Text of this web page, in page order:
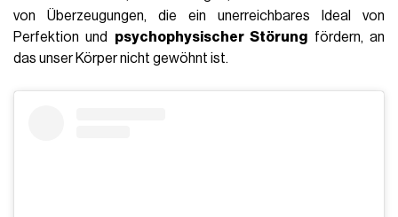
von Überzeugungen, die ein unerreichbares Ideal von
Perfektion und psychophysischer Störung fördern, an
das unser Körper nicht gewöhnt ist.